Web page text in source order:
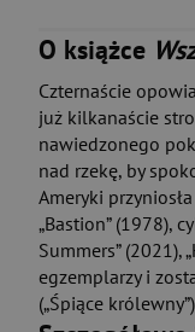
O książce
Czternaście
już kilkanaście
nawiedzonego
nad rzekę, by
Ameryki
„Bastion” (1978),
Summers” (2021),
egzemplarzy i
(„Śpiące